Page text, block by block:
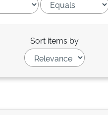
Sort items by